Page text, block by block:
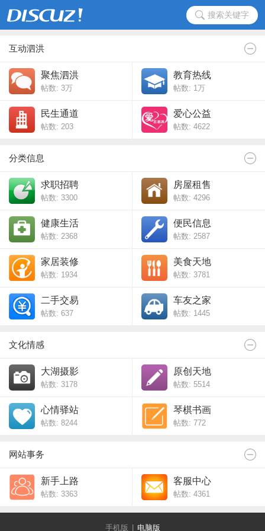
搜索关键字
互动泗洪
聚焦泗洪
帖数: 3万
教育热线
帖数: 1万
民生通道
帖数: 203
爱心公益
帖数: 4622
分类信息
求职招聘
帖数: 3300
房屋租售
帖数: 4296
健康生活
帖数: 2368
便民信息
帖数: 2587
家居装修
帖数: 1934
美食天地
帖数: 3781
二手交易
帖数: 637
车友之家
帖数: 1445
文化情感
大湖摄影
帖数: 3178
原创天地
帖数: 5514
心情驿站
帖数: 8244
琴棋书画
帖数: 772
网站事务
新手上路
帖数: 3363
客服中心
帖数: 4361
手机版 电脑版